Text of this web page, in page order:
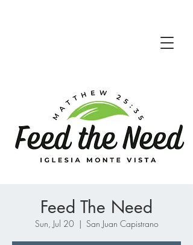
Feed The Need
Sun, Jul 20
  |
San Juan Capistrano